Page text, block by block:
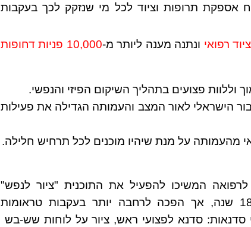
אספקת תרופות וציוד לכל מי שנזקק לכך בעקבות
רפואי ונתנה מענה ליותר מ-
10,000 פניות דחופות
פצועים בתהליך השיקום הפיזי והנפשי.
הישראלי לאור המצב והעמותה הגדילה את פעילות
מהעמותה על מנת שיהיו מוכנים לכל תרחיש חלילה.
המשיכו להפעיל את התוכנית "ציור לנפש"
במחלקת השיקום בשיבא. התוכנית פועלת כבר 18 שנה, אך הפכה לרחבה יותר בעקבות טראומות
סדנא לפצועי ראש, ציור על לוחות שש-בש